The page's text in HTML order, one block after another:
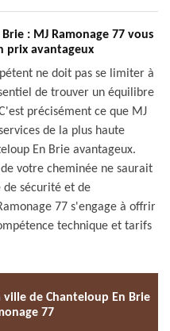
: MJ Ramonage 77 vous
prix avantageux
ne doit pas se limiter à
de trouver un équilibre
précisément ce que MJ
de la plus haute
En Brie avantageux.
votre cheminée ne saurait
sécurité et de
77 s'engage à offrir
technique et tarifs
ville de Chanteloup En Brie
77